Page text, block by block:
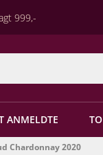
999,-
ANMELDTE
Chardonnay 2020